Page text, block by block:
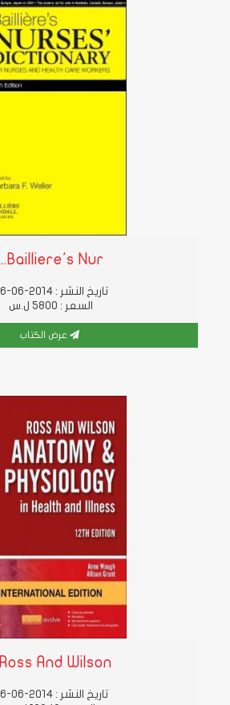
Bailliere's Nur...
تاريخ النشر : 2014-06-06
السعر : 5800 ل.س
عرض الكتاب
Ross And Wilson...
تاريخ النشر : 2014-06-06